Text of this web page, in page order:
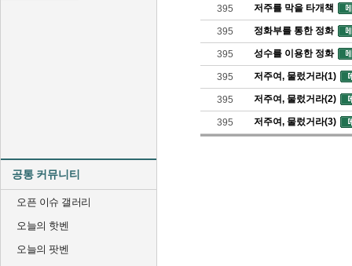
공통 커뮤니티
오픈 이슈 갤러리
오늘의 핫벤
오늘의 팟벤
395 저주를 막을 타개책
395 정화부를 통한 정화
395 성수를 이용한 정화
395 저주여, 물렀거라(1)
395 저주여, 물렀거라(2)
395 저주여, 물렀거라(3)